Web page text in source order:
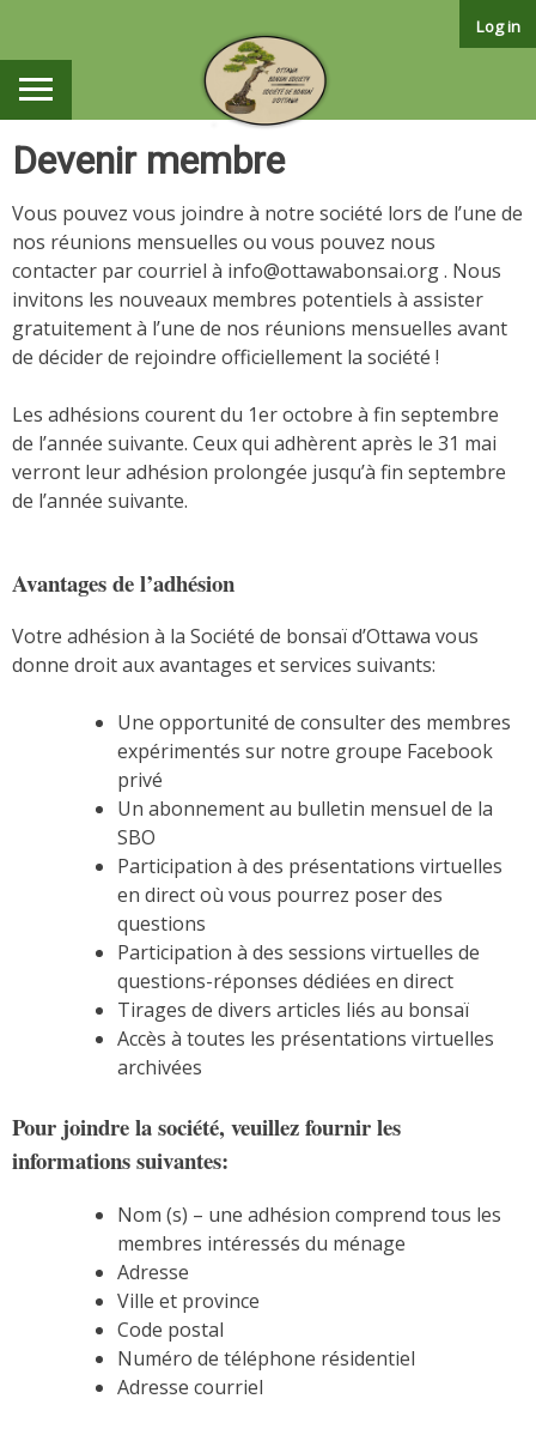
Log in
Devenir membre
Vous pouvez vous joindre à notre société lors de l’une de
nos réunions mensuelles ou vous pouvez nous
contacter par courriel à info@ottawabonsai.org . Nous
invitons les nouveaux membres potentiels à assister
gratuitement à l’une de nos réunions mensuelles avant
de décider de rejoindre officiellement la société !
Les adhésions courent du 1er octobre à fin septembre
de l’année suivante. Ceux qui adhèrent après le 31 mai
verront leur adhésion prolongée jusqu’à fin septembre
de l’année suivante.
Avantages de l’adhésion
Votre adhésion à la Société de bonsaï d’Ottawa vous
donne droit aux avantages et services suivants:
Une opportunité de consulter des membres
expérimentés sur notre groupe Facebook
privé
Un abonnement au bulletin mensuel de la
SBO
Participation à des présentations virtuelles
en direct où vous pourrez poser des
questions
Participation à des sessions virtuelles de
questions-réponses dédiées en direct
Tirages de divers articles liés au bonsaï
Accès à toutes les présentations virtuelles
archivées
Pour joindre la société, veuillez fournir les
informations suivantes:
Nom (s) – une adhésion comprend tous les
membres intéressés du ménage
Adresse
Ville et province
Code postal
Numéro de téléphone résidentiel
Adresse courriel